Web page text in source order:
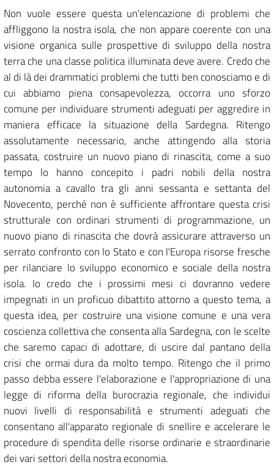
Non vuole essere questa un'elencazione di problemi che
affliggono la nostra isola, che non appare coerente con una
visione organica sulle prospettive di sviluppo della nostra
terra che una classe politica illuminata deve avere. Credo che
al di là dei drammatici problemi che tutti ben conosciamo e di
cui abbiamo piena consapevolezza, occorra uno sforzo
comune per individuare strumenti adeguati per aggredire in
maniera efficace la situazione della Sardegna. Ritengo
assolutamente necessario, anche attingendo alla storia
passata, costruire un nuovo piano di rinascita, come a suo
tempo lo hanno concepito i padri nobili della nostra
autonomia a cavallo tra gli anni sessanta e settanta del
Novecento, perché non è sufficiente affrontare questa crisi
strutturale con ordinari strumenti di programmazione, un
nuovo piano di rinascita che dovrà assicurare attraverso un
serrato confronto con lo Stato e con l'Europa risorse fresche
per rilanciare lo sviluppo economico e sociale della nostra
isola. Io credo che i prossimi mesi ci dovranno vedere
impegnati in un proficuo dibattito attorno a questo tema, a
questa idea, per costruire una visione comune e una vera
coscienza collettiva che consenta alla Sardegna, con le scelte
che saremo capaci di adottare, di uscire dal pantano della
crisi che ormai dura da molto tempo. Ritengo che il primo
passo debba essere l'elaborazione e l'appropriazione di una
legge di riforma della burocrazia regionale, che individui
nuovi livelli di responsabilità e strumenti adeguati che
consentano all'apparato regionale di snellire e accelerare le
procedure di spendita delle risorse ordinarie e straordinarie
dei vari settori della nostra economia.